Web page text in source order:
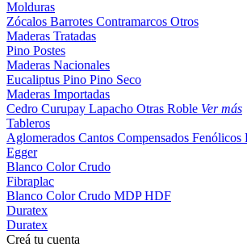
Molduras
Zócalos Barrotes Contramarcos Otros
Maderas Tratadas
Pino Postes
Maderas Nacionales
Eucaliptus Pino Pino Seco
Maderas Importadas
Cedro Curupay Lapacho Otras Roble Ver más
Tableros
Aglomerados Cantos Compensados Fenólicos
Egger
Blanco ColorCrudo
Fibraplac
Blanco ColorCrudo MDPHDF
Duratex
Duratex
Creá tu cuenta